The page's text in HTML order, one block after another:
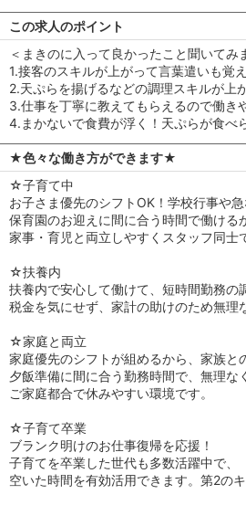
この求人のポイント
＜まきのに入って良かったこと聞いてみ
1.接客のスキルが上がって言葉遣いも覚
2.天ぷらを揚げるなどの調理スキルが上
3.仕事を丁寧に教えてもらえるので働き
4.まかないで食費が浮く！天ぷらが食べ
★色々な働き方ができます★
☆子育て中
お子さま優先のシフトOK！学校行事や急
保育園のお迎えに間に合う時間で働ける
家事・育児と両立しやすくスタッフ同士
☆扶養内
扶養内で安心して働けて、短時間勤務の
税金を気にせず、家計の助けのため無理
☆家庭と両立
家庭優先のシフトが組めるから、家族と
夕飯準備に間に合う勤務時間で、無理な
ご家庭都合で休みやすい環境です。
☆子育て卒業
ブランク明けのお仕事復帰を応援！
子育てを卒業した世代も多数活躍中で、
空いた時間を有効活用できます。第2の